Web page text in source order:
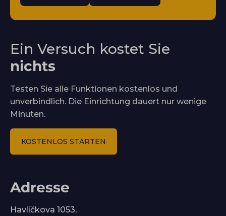
Ein Versuch kostet Sie
nichts
Testen Sie alle Funktionen kostenlos und
unverbindlich. Die Einrichtung dauert nur wenige
Minuten.
KOSTENLOS STARTEN
Adresse
Havlíčkova 1053,